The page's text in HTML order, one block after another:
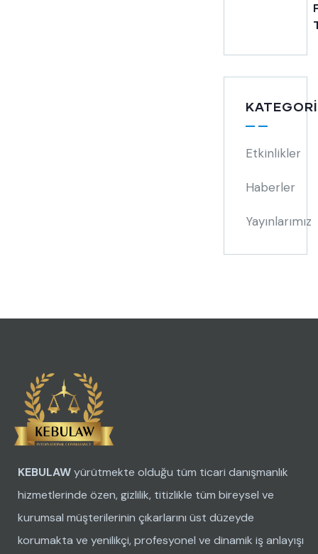
Etkinlikler
Haberler
Yayınlarımız
KEBULAWyürütmekte olduğu tüm ticari danışmanlık
hizmetlerinde özen, gizlilik, titizlikle tüm bireysel ve
kurumsal müşterilerinin çıkarlarını üst düzeyde
korumakta ve yenilikçi, profesyonel ve dinamik iş anlayışı